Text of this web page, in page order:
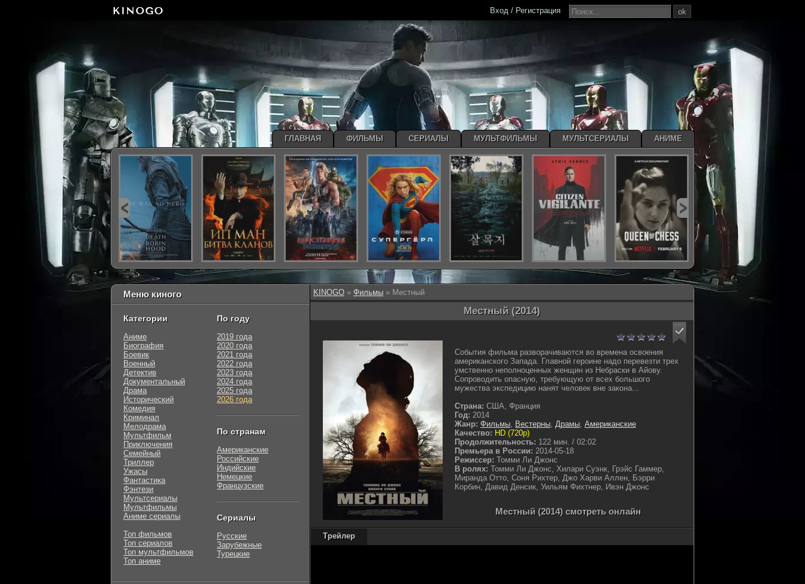
KINOGO » Фильмы » Местный
Местный (2014)
События фильма разворачиваются во времена освоения
американского Запада. Главной героине надо перевезти трех
умственно неполноценных женщин из Небраски в Айову.
Сопроводить опасную, требующую от всех большого
мужества экспедицию нанят человек вне закона...
Страна: США, Франция
Год: 2014
Жанр: Фильмы, Вестерны, Драмы, Американские
Качество: HD (720p)
Продолжительность: 122 мин. / 02:02
Премьера в России: 2014-05-18
Режиссер: Томми Ли Джонс
В ролях: Томми Ли Джонс, Хилари Суэнк, Грэйс Гаммер,
Миранда Отто, Соня Рихтер, Джо Харви Аллен, Бэрри
Корбин, Давид Денсик, Уильям Фихтнер, Ивэн Джонс
Местный (2014) смотреть онлайн
Трейлер
Меню киного
Категории
Аниме
Биография
Боевик
Военный
Детектив
Документальный
Драма
Исторический
Комедия
Криминал
Мелодрама
Мультфильм
Приключения
Семейный
Триллер
Ужасы
Фантастика
Фэнтези
Мультсериалы
Мультфильмы
Аниме сериалы
Топ фильмов
Топ сериалов
Топ мультфильмов
Топ аниме
По году
2019 года
2020 года
2021 года
2022 года
2023 года
2024 года
2025 года
2026 года
По странам
Американские
Российские
Индийские
Немецкие
Французские
Сериалы
Русские
Зарубежные
Турецкие
ok
Вход / Регистрация
ГЛАВНАЯ ФИЛЬМЫ СЕРИАЛЫ МУЛЬТФИЛЬМЫ МУЛЬТСЕРИАЛЫ АНИМЕ